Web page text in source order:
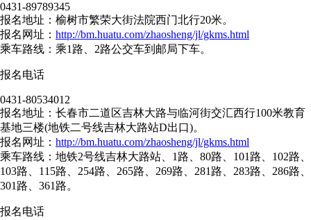
0431-89789345
报名地址：榆树市繁荣大街法院西门北行20米。
报名网址： http://bm.huatu.com/zhaosheng/jl/gkms.html
乘车路线：乘1路、2路公交车到邮局下车。
报名电话
0431-80534012
报名地址：长春市二道区吉林大路与临河街交汇西行100米教育
基地三楼(地铁二号线吉林大路站D出口)。
报名网址： http://bm.huatu.com/zhaosheng/jl/gkms.html
乘车路线：地铁2号线吉林大路站、1路、80路、101路、102路、
103路、115路、254路、265路、269路、281路、283路、286路、
301路、361路。
报名电话